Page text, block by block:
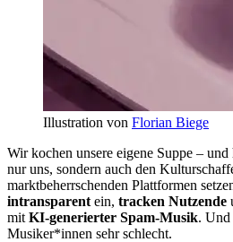
Illustration von Florian Biege
Wir kochen unsere eigene Suppe –
nur uns, sondern auch den
marktbeherrschenden Plattformen
intransparent ein, tracken Nutzende
mit KI-generierter Spam-Musik.
Musiker*innen sehr schlecht.